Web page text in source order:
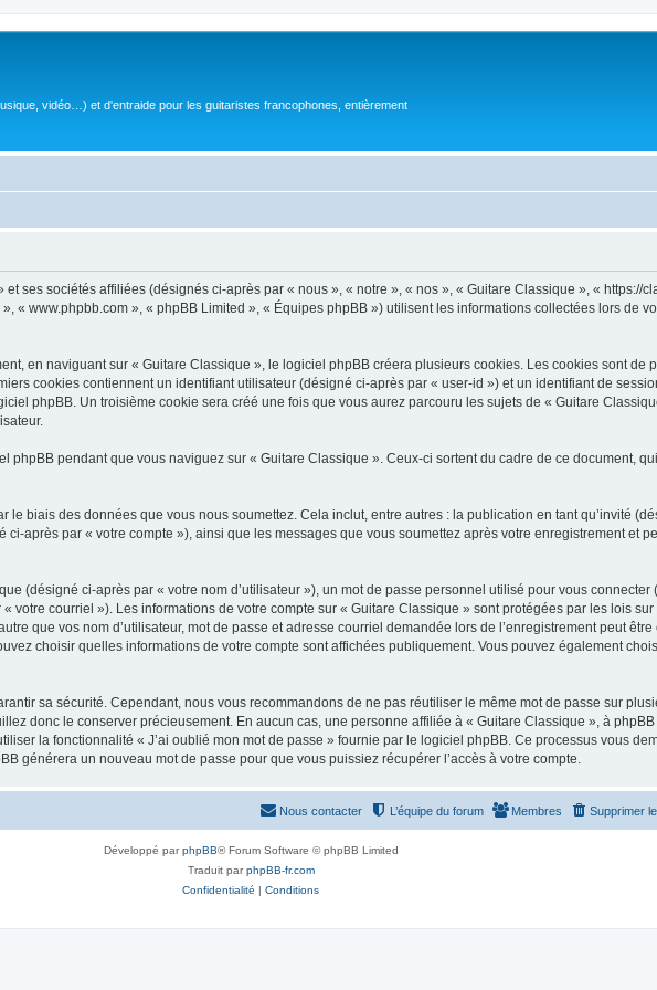
vidéo…) et d'entraide pour les guitaristes francophones, entièrement
ses sociétés affiliées (désignés ci-après par « nous », « notre », « nos », « Guitare Classique », « https://
« www.phpbb.com », « phpBB Limited », « Équipes phpBB ») utilisent les informations collectées lors de
en naviguant sur « Guitare Classique », le logiciel phpBB créera plusieurs cookies. Les cookies sont de
cookies contiennent un identifiant utilisateur (désigné ci-après par « user-id ») et un identifiant de
phpBB. Un troisième cookie sera créé une fois que vous aurez parcouru les sujets de « Guitare
phpBB pendant que vous naviguez sur « Guitare Classique ». Ceux-ci sortent du cadre de ce document,
le biais des données que vous nous soumettez. Cela inclut, entre autres : la publication en tant qu’invité
ci-après par « votre compte »), ainsi que les messages que vous soumettez après votre enregistrement et
(désigné ci-après par « votre nom d’utilisateur »), un mot de passe personnel utilisé pour vous
votre courriel »). Les informations de votre compte sur « Guitare Classique » sont protégées par les lois
que vos nom d’utilisateur, mot de passe et adresse courriel demandée lors de l’enregistrement peut
choisir quelles informations de votre compte sont affichées publiquement. Vous pouvez également
sa sécurité. Cependant, nous vous recommandons de ne pas réutiliser le même mot de passe sur
donc le conserver précieusement. En aucun cas, une personne affiliée à « Guitare Classique », à
la fonctionnalité « J’ai oublié mon mot de passe » fournie par le logiciel phpBB. Ce processus vous
générera un nouveau mot de passe pour que vous puissiez récupérer l’accès à votre compte.
Supprimer
Membres
L’équipe du forum
Nous contacter
Développé parphpBB® Forum Software © phpBB Limited
Traduit parphpBB-fr.com
Confidentialité | Conditions